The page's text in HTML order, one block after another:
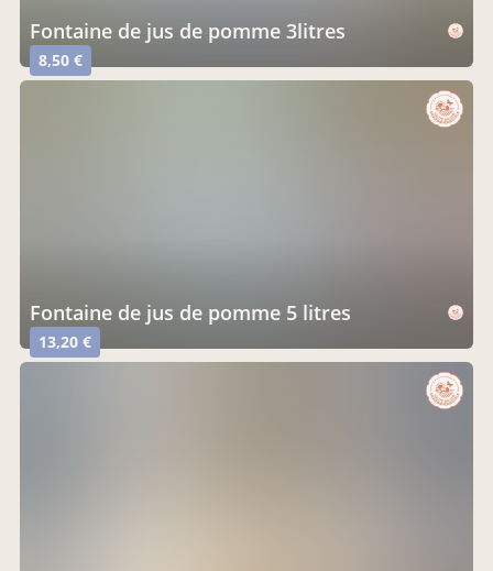
fontaine de jus de pomme 3litres
8,50 €
fontaine de jus de pomme 5 litres
13,20 €